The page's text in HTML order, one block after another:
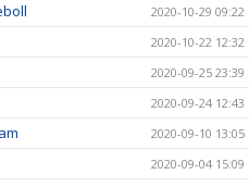
2020-10-29 09:22
2020-10-22 12:32
2020-09-25 23:39
2020-09-24 12:43
2020-09-10 13:05
2020-09-04 15:09